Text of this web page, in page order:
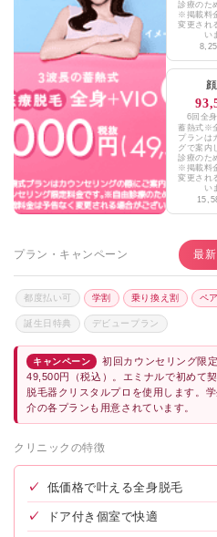
診療のた
※掲載料
変更され
い
6回全
蓄熱式※
プランは
グで案内
診療のた
※掲載料
変更され
い
プラン・キャンペーン 最
都度払い可 学割 乗り換え割 ペ
誕生日特典 デビュープラン
キャンペーン
初回カウンセリング限
49,500円（税込）。エミナルで初めて
脱毛器クリスタルプロを使用します。
介の各プランも用意されています。
クリニックの特徴
✓ 低価格で叶える全身脱毛
✓ ドア付き個室で快適